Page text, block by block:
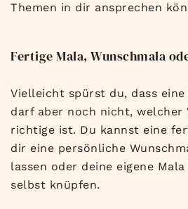
Themen in dir ansprechen
Fertige Mala, Wunschmala
Vielleicht spürst du, dass
darf aber noch nicht, welcher
richtige ist. Du kannst eine
dir eine persönliche
lassen oder deine eigene
selbst knüpfen.